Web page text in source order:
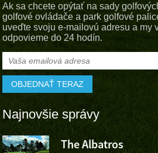
Ak sa chcete opýtať na sady
golfové ovládače a park golfové
uveďte svoju e-mailovú adresu a my
odpovieme do 24 hodín.
Najnovšie správy
The Albatros